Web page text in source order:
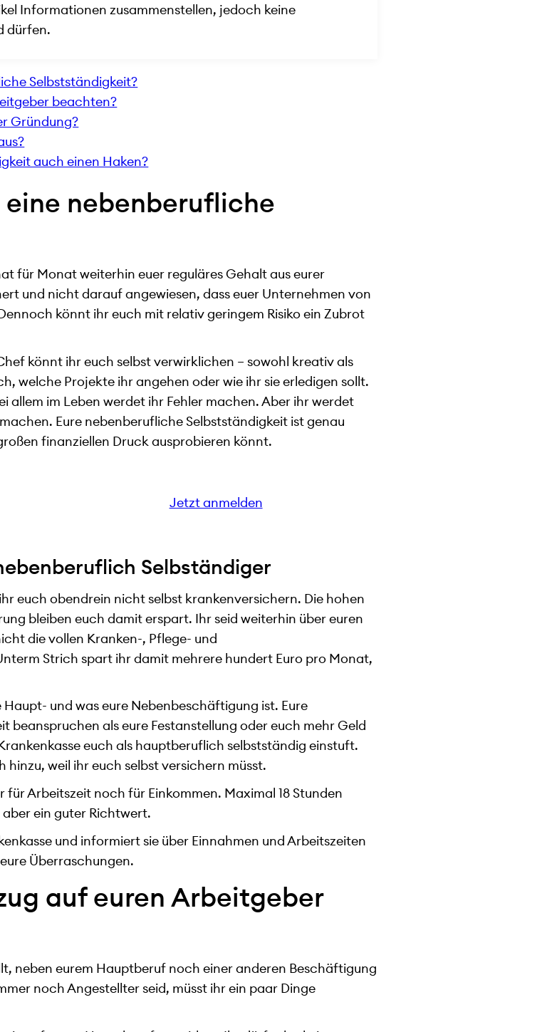
Informationen zusammenstellen, jedoch keine
dürfen.
Selbstständigkeit?
beachten?
Gründung?
auch einen Haken?
nebenberufliche
für Monat weiterhin euer reguläres Gehalt aus eurer
und nicht darauf angewiesen, dass euer Unternehmen von
könnt ihr euch mit relativ geringem Risiko ein Zubrot
könnt ihr euch selbst verwirklichen – sowohl kreativ als
welche Projekte ihr angehen oder wie ihr sie erledigen sollt.
allem im Leben werdet ihr Fehler machen. Aber ihr werdet
Eure nebenberufliche Selbstständigkeit ist genau
finanziellen Druck ausprobieren könnt.
Jetzt anmelden
Selbständiger
euch obendrein nicht selbst krankenversichern. Die hohen
bleiben euch damit erspart. Ihr seid weiterhin über euren
die vollen Kranken-, Pflege- und
Strich spart ihr damit mehrere hundert Euro pro Monat,
Haupt- und was eure Nebenbeschäftigung ist. Eure
beanspruchen als eure Festanstellung oder euch mehr Geld
euch als hauptberuflich selbstständig einstuft.
weil ihr euch selbst versichern müsst.
Arbeitszeit noch für Einkommen. Maximal 18 Stunden
ein guter Richtwert.
und informiert sie über Einnahmen und Arbeitszeiten
Überraschungen.
auf euren Arbeitgeber
neben eurem Hauptberuf noch einer anderen Beschäftigung
noch Angestellter seid, müsst ihr ein paar Dinge